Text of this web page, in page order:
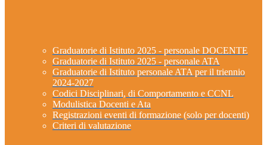
Graduatorie di Istituto 2025 - personale DOCENTE
Graduatorie di Istituto 2025 - personale ATA
Graduatorie di Istituto personale ATA per il triennio
2024-2027
Codici Disciplinari, di Comportamento e CCNL
Modulistica Docenti e Ata
Registrazioni eventi di formazione (solo per docenti)
Criteri di valutazione